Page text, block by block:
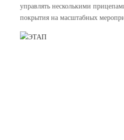
управлять несколькими
покрытия на масштабных